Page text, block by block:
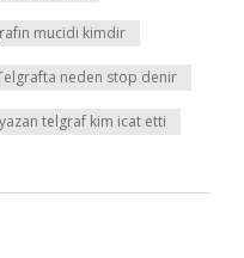
mucidi kimdir
neden stop denir
telgraf kim icat etti